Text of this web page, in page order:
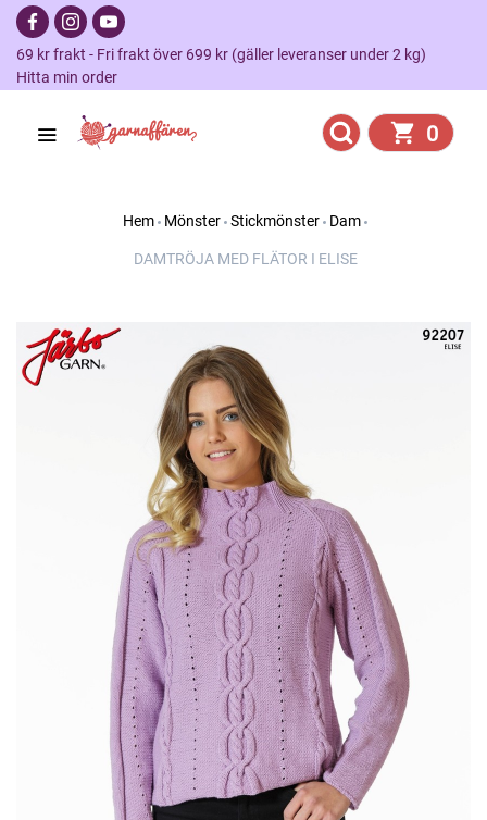
69 kr frakt - Fri frakt över 699 kr (gäller leveranser under 2 kg)
Hitta min order
0
Hem Mönster Stickmönster Dam
DAMTRÖJA MED FLÄTOR I ELISE